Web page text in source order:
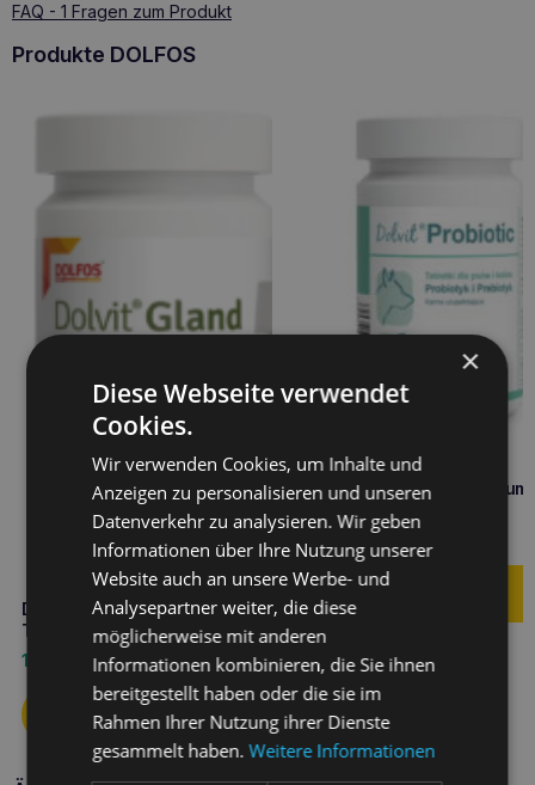
FAQ - 1 Fragen zum Produkt
Produkte DOLFOS
DOLFOS Dolvit Drüse 60
Tabletten für Hunde
10,90
DOLFOS Dolvit Probiotikum
×
Diese Webseite verwendet
Cookies.
Wir verwenden Cookies, um Inhalte und
Anzeigen zu personalisieren und unseren
Datenverkehr zu analysieren. Wir geben
Informationen über Ihre Nutzung unserer
Website auch an unsere Werbe- und
Analysepartner weiter, die diese
möglicherweise mit anderen
Informationen kombinieren, die Sie ihnen
bereitgestellt haben oder die sie im
Rahmen Ihrer Nutzung ihrer Dienste
gesammelt haben.Weitere Informationen